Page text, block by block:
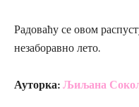
Радоваћу се овом
незаборавно лето.
Ауторка: Љиљана